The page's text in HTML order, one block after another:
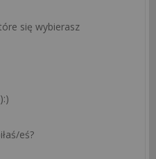
się wybierasz
eś?